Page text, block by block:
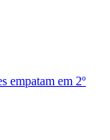
empatam em 2º